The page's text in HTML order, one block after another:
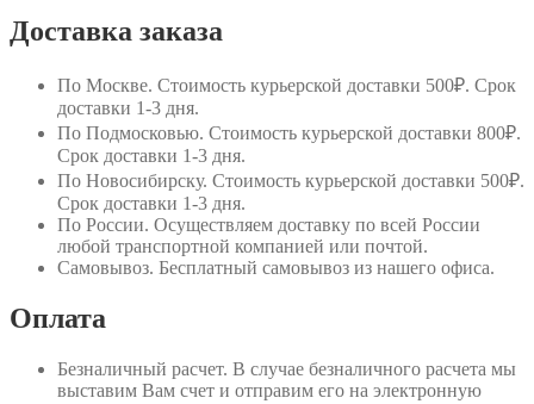
Доставка заказа
По Москве. Стоимость курьерской доставки 500₽. Срок
доставки 1-3 дня.
По Подмосковью. Стоимость курьерской доставки 800₽.
Срок доставки 1-3 дня.
По Новосибирску. Стоимость курьерской доставки 500₽.
Срок доставки 1-3 дня.
По России. Осуществляем доставку по всей России
любой транспортной компанией или почтой.
Самовывоз. Бесплатный самовывоз из нашего офиса.
Оплата
Безналичный расчет. В случае безналичного расчета мы
выставим Вам счет и отправим его на электронную